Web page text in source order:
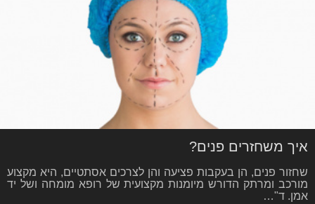
איך משחזרים פנים?
שחזור פנים, הן בעקבות פציעה והן לצרכים אסתטיים, היא מקצוע
מורכב ומרתק הדורש מיומנות מקצועית של רופא מומחה ושל יד
אמן. ד"…